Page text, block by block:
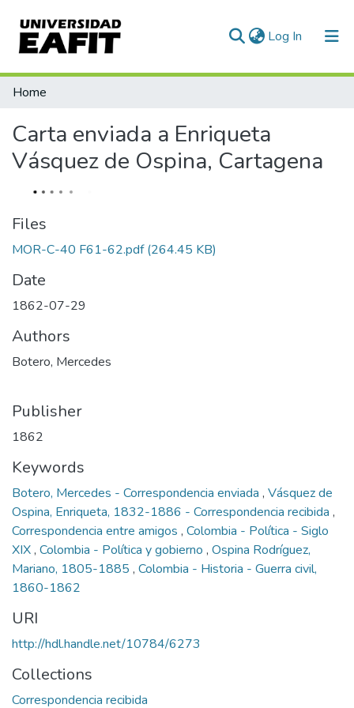
Log In (current)
Communities & Collections
Statistics
Home
Carta enviada a Enriqueta
Vásquez de Ospina, Cartagena
Files
MOR-C-40 F61-62.pdf(264.45 KB)
Date
1862-07-29
Authors
Botero, Mercedes
Publisher
1862
Keywords
Botero, Mercedes - Correspondencia enviada , Vásquez de
Ospina, Enriqueta, 1832-1886 - Correspondencia recibida ,
Correspondencia entre amigos , Colombia - Política - Siglo
XIX, Colombia - Política y gobierno , Ospina Rodríguez,
Mariano, 1805-1885 , Colombia - Historia - Guerra civil,
1860-1862
URI
http://hdl.handle.net/10784/6273
Collections
Correspondencia recibida